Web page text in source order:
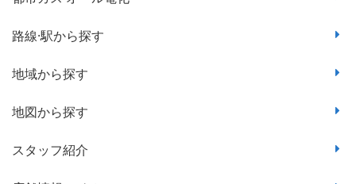
路線·駅から探す
地域から探す
地図から探す
スタッフ紹介